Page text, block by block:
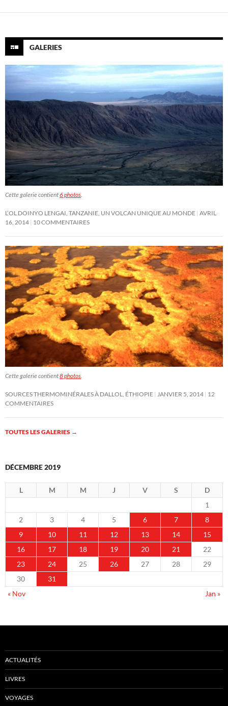
articles
GALERIES
Cette galerie contient6 photos.
L’OL DOINYO LENGAI, TANZANIE, UN VOLCAN UNIQUE AU MONDE AVRIL
16, 2014 10 COMMENTAIRES
Cette galerie contient8 photos.
SOURCES THERMOMINÉRALES À DALLOL, ÉTHIOPIE JANVIER 5, 2014 12
COMMENTAIRES
TOUTES LES GALERIES →
DÉCEMBRE 2019
L M M J V S
D
1
2
3 4 5 6 7
8
9
10 11 12 13 14
15
16
17 18 19 20 21
22
23
24 25 26 27 28
29
30
31
« Nov
Jan »
ACTUALITÉS
LIVRES
VOYAGES